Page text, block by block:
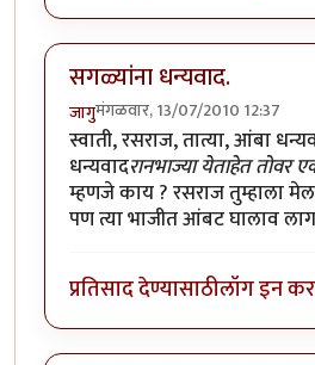
सगळ्यांना धन्यवाद.
जागुमंगळवार, 13/07/2010 12:37
स्वाती, रसराज, तात्या, आंबा
धन्यवादरानभाज्या येताहेत तोवर
म्हणजे काय ? रसराज तुम्हाला
पण त्या भाजीत आंबट घालाव
प्रतिसाद देण्यासाठीलॉग इन